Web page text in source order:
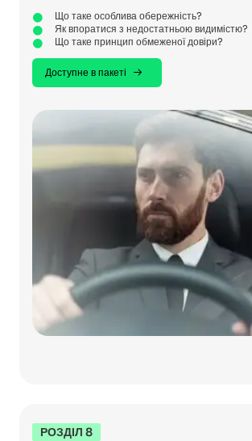
Що таке особлива обережність?
Як впоратися з недостатньою видимістю?
Що таке принцип обмеженої довіри?
Доступне в пакеті
РОЗДІЛ 8